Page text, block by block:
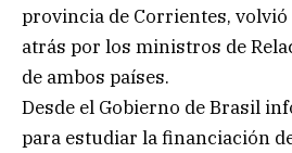
provincia de Corrientes, volvió
atrás por los ministros de
de ambos países.
Desde el Gobierno de Brasil
para estudiar la financiación